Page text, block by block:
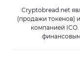
Cryptobread.net
(продажи токенов)
компанией